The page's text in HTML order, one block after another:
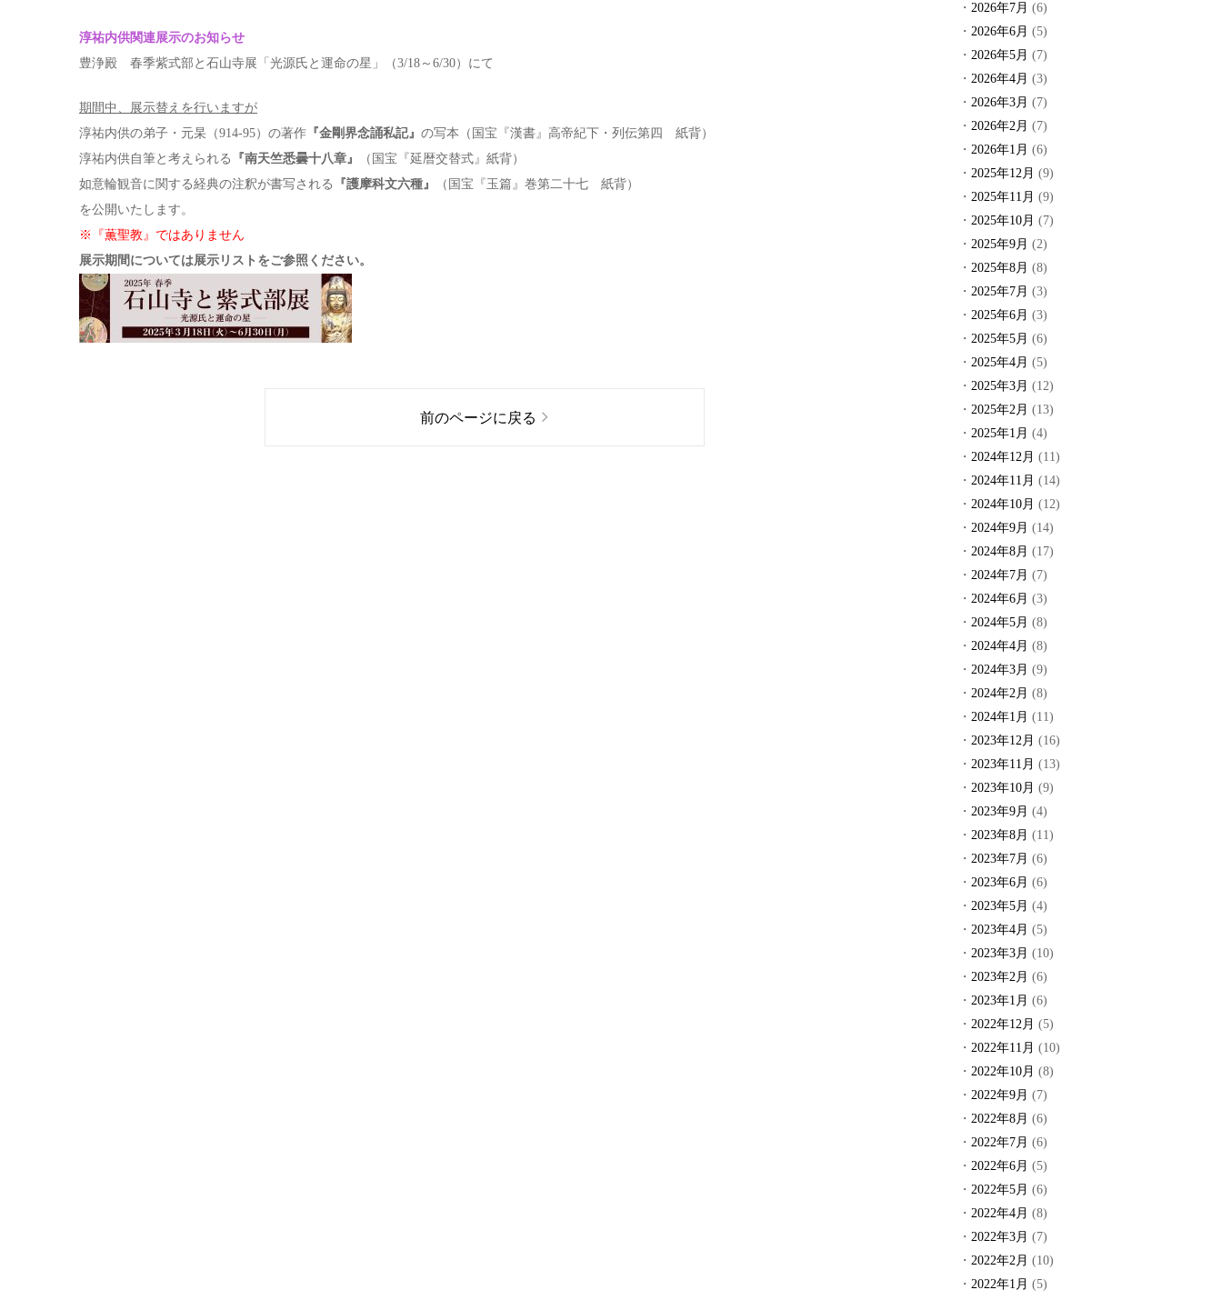
淳祐内供関連展示のお知らせ
豊浄殿 春季紫式部と石山寺展「光源氏と運命の星」（3/18～6/30）にて
期間中、展示替えを行いますが
淳祐内供の弟子・元杲（914-95）の著作 『金剛界念誦私記』 の写本（国宝『漢書』高帝紀下・列伝第四 紙背）
淳祐内供自筆と考えられる
『南天竺悉曇十八章』
（国宝『延暦交替式』紙背）
如意輪観音に関する経典の注釈が書写される
『護摩科文六種』
（国宝『玉篇』巻第二十七 紙背）
を公開いたします。
※『薫聖教』ではありません
展示期間については展示リストをご参照ください。
前のページに戻る
2026年7月 (6)
2026年6月 (5)
2026年5月 (7)
2026年4月 (3)
2026年3月 (7)
2026年2月 (7)
2026年1月 (6)
2025年12月 (9)
2025年11月 (9)
2025年10月 (7)
2025年9月 (2)
2025年8月 (8)
2025年7月 (3)
2025年6月 (3)
2025年5月 (6)
2025年4月 (5)
2025年3月 (12)
2025年2月 (13)
2025年1月 (4)
2024年12月 (11)
2024年11月 (14)
2024年10月 (12)
2024年9月 (14)
2024年8月 (17)
2024年7月 (7)
2024年6月 (3)
2024年5月 (8)
2024年4月 (8)
2024年3月 (9)
2024年2月 (8)
2024年1月 (11)
2023年12月 (16)
2023年11月 (13)
2023年10月 (9)
2023年9月 (4)
2023年8月 (11)
2023年7月 (6)
2023年6月 (6)
2023年5月 (4)
2023年4月 (5)
2023年3月 (10)
2023年2月 (6)
2023年1月 (6)
2022年12月 (5)
2022年11月 (10)
2022年10月 (8)
2022年9月 (7)
2022年8月 (6)
2022年7月 (6)
2022年6月 (5)
2022年5月 (6)
2022年4月 (8)
2022年3月 (7)
2022年2月 (10)
2022年1月 (5)